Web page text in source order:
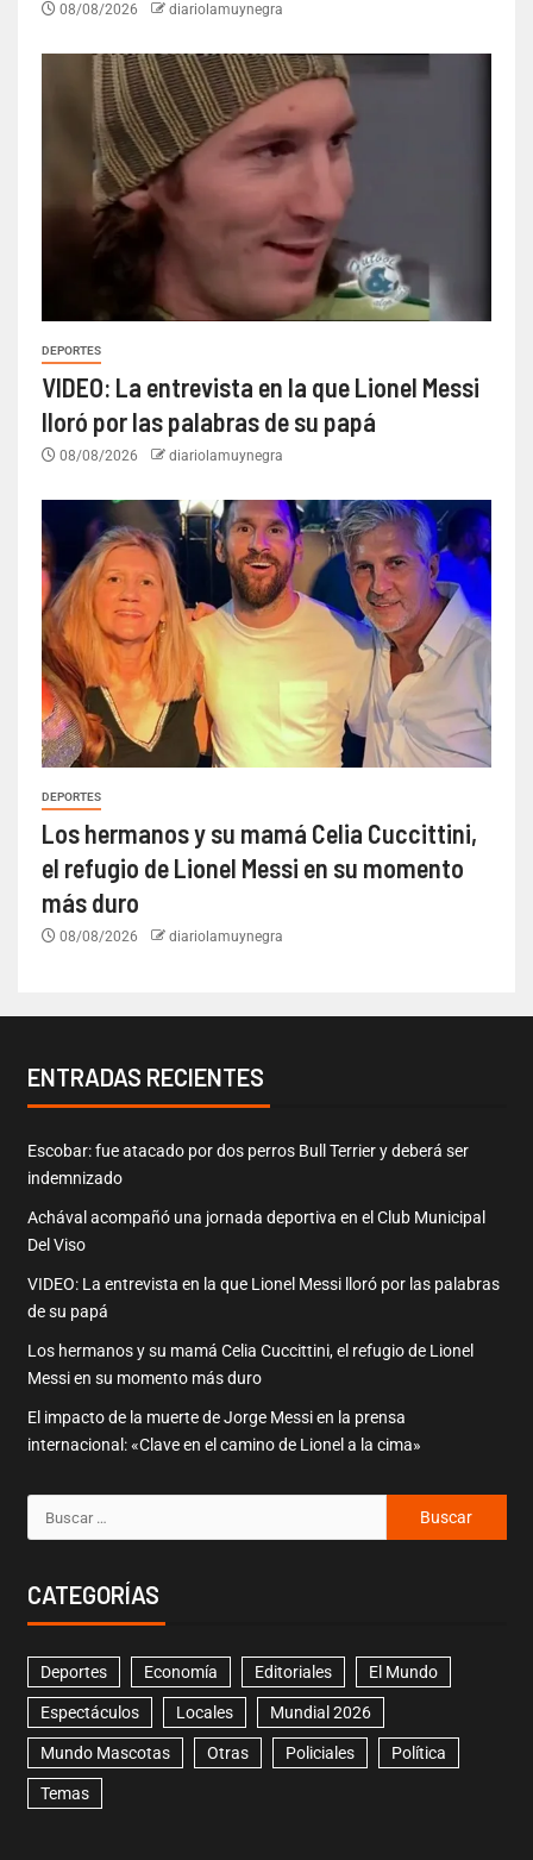
08/08/2026 diariolamuynegra
DEPORTES
VIDEO: La entrevista en la que Lionel Messi
lloró por las palabras de su papá
08/08/2026 diariolamuynegra
DEPORTES
Los hermanos y su mamá Celia Cuccittini,
el refugio de Lionel Messi en su momento
más duro
08/08/2026 diariolamuynegra
ENTRADAS RECIENTES
Escobar: fue atacado por dos perros Bull Terrier y deberá ser
indemnizado
Achával acompañó una jornada deportiva en el Club Municipal
Del Viso
VIDEO: La entrevista en la que Lionel Messi lloró por las palabras
de su papá
Los hermanos y su mamá Celia Cuccittini, el refugio de Lionel
Messi en su momento más duro
El impacto de la muerte de Jorge Messi en la prensa
internacional: «Clave en el camino de Lionel a la cima»
CATEGORÍAS
Deportes Economía Editoriales El Mundo
Espectáculos Locales Mundial 2026
Mundo Mascotas Otras Policiales Política
Temas